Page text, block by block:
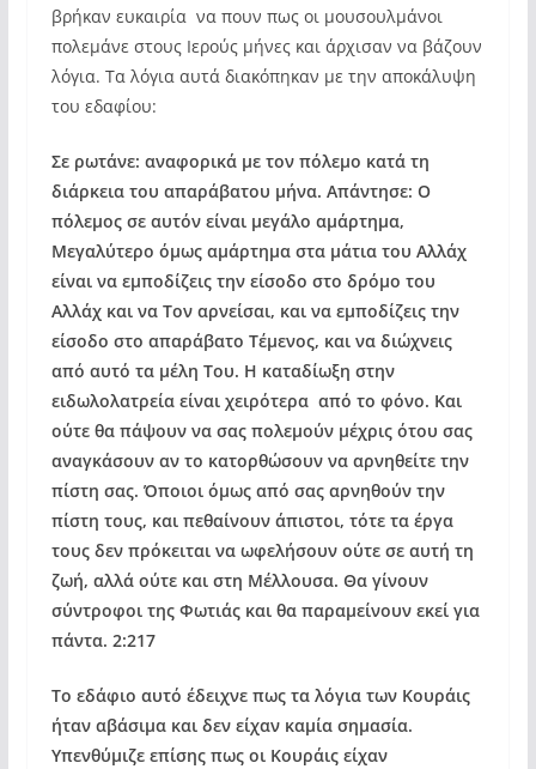
βρήκαν ευκαιρία να πουν πως οι μουσουλμάνοι
πολεμάνε στους Ιερούς μήνες και άρχισαν να βάζουν
λόγια. Τα λόγια αυτά διακόπηκαν με την αποκάλυψη
του εδαφίου:
Σε ρωτάνε: αναφορικά με τον πόλεμο κατά τη
διάρκεια του απαράβατου μήνα. Απάντησε: Ο
πόλεμος σε αυτόν είναι μεγάλο αμάρτημα,
Μεγαλύτερο όμως αμάρτημα στα μάτια του Αλλάχ
είναι να εμποδίζεις την είσοδο στο δρόμο του
Αλλάχ και να Τον αρνείσαι, και να εμποδίζεις την
είσοδο στο απαράβατο Τέμενος, και να διώχνεις
από αυτό τα μέλη Του. Η καταδίωξη στην
ειδωλολατρεία είναι χειρότερα από το φόνο. Και
ούτε θα πάψουν να σας πολεμούν μέχρις ότου σας
αναγκάσουν αν το κατορθώσουν να αρνηθείτε την
πίστη σας. Όποιοι όμως από σας αρνηθούν την
πίστη τους, και πεθαίνουν άπιστοι, τότε τα έργα
τους δεν πρόκειται να ωφελήσουν ούτε σε αυτή τη
ζωή, αλλά ούτε και στη Μέλλουσα. Θα γίνουν
σύντροφοι της Φωτιάς και θα παραμείνουν εκεί για
πάντα. 2:217
Το εδάφιο αυτό έδειχνε πως τα λόγια των Κουράις
ήταν αβάσιμα και δεν είχαν καμία σημασία.
Υπενθύμιζε επίσης πως οι Κουράις είχαν